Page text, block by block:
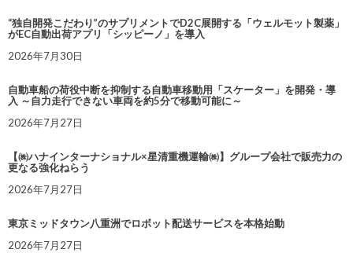
“独自開発こだわり”のサプリメントでD2C展開する「ウェルモット製薬」
がEC自動出荷アプリ「シッピーノ」を導入
2026年7月30日
自動車船の荷役中断を抑制する自動車移動用「スケーター」を開発・導
入 ～自力走行できない車両を約5分で移動可能に～
2026年7月27日
【㈱ハナインターナショナル×星清重機運輸㈱】グループ会社で販売力の
更なる強化ねらう
2026年7月27日
東京ミッドタウン八重洲でロボット配送サービスを本格始動
2026年7月27日